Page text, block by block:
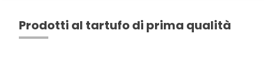
Prodotti al tartufo di prima qualità